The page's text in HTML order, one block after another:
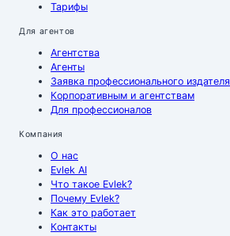
Тарифы
Для агентов
Агентства
Агенты
Заявка профессионального издателя
Корпоративным и агентствам
Для профессионалов
Компания
О нас
Evlek AI
Что такое Evlek?
Почему Evlek?
Как это работает
Контакты